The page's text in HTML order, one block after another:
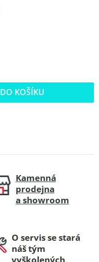
DO KOŠÍKU
Kamenná
prodejna
a showroom
O servis se stará
náš tým
vyškolených